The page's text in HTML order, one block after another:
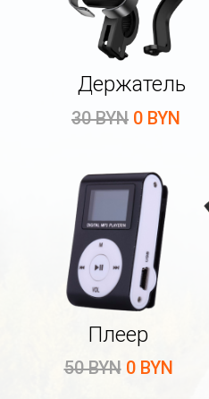
30 BYN 0 BYN
Держатель
50 BYN 0 BYN
Плеер